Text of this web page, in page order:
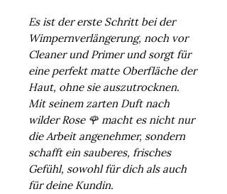
Es ist der erste Schritt bei der
Wimpernverlängerung, noch vor
Cleaner und Primer und sorgt für
eine perfekt matte Oberfläche der
Haut, ohne sie auszutrocknen.
Mit seinem zarten Duft nach
wilder Rose 🌹 macht es nicht nur
die Arbeit angenehmer, sondern
schafft ein sauberes, frisches
Gefühl, sowohl für dich als auch
für deine Kundin.